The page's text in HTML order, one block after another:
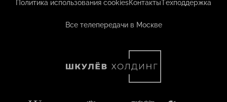
Политика использования cookiesКонтактыТехподдержка
Все телепередачи в Москве